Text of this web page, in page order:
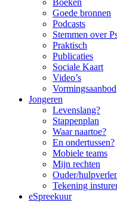
Boeken
Goede bronnen
Podcasts
Stemmen over
Praktisch
Publicaties
Sociale Kaart
Video’s
Vormingsaanbod
Jongeren
Levenslang?
Stappenplan
Waar naartoe?
En ondertussen?
Mobiele teams
Mijn rechten
Ouder/
Tekening
eSpreekuur